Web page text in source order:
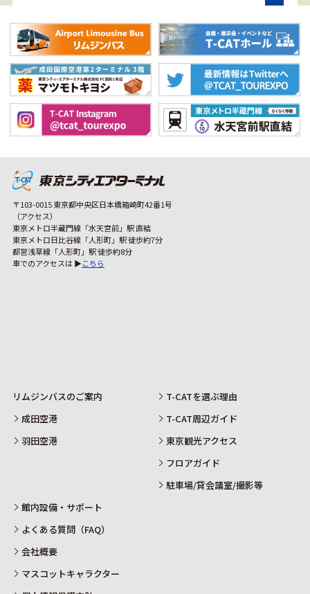
〒103-0015 東京都中央区日本橋箱崎町42番1号
（アクセス）
東京メトロ半蔵門線「水天宮前」駅 直結
東京メトロ日比谷線「人形町」駅 徒歩約7分
都営浅草線「人形町」駅 徒歩約8分
車でのアクセスは ▶こちら
リムジンバスのご案内
成田空港
羽田空港
T-CATを選ぶ理由
T-CAT周辺ガイド
東京観光アクセス
フロアガイド
駐車場/貸会議室/撮影等
館内設備・サポート
よくある質問（FAQ）
会社概要
マスコットキャラクター